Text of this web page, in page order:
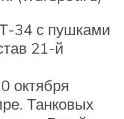
34 с пушками
21-й
октября
Танковых